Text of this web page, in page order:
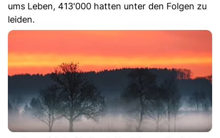
ums Leben, 413'000 hatten unter den Folgen zu
leiden.